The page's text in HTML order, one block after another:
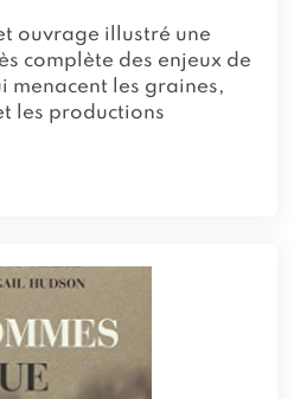
ouvrage illustré une
complète des enjeux de
menacent les graines,
les productions